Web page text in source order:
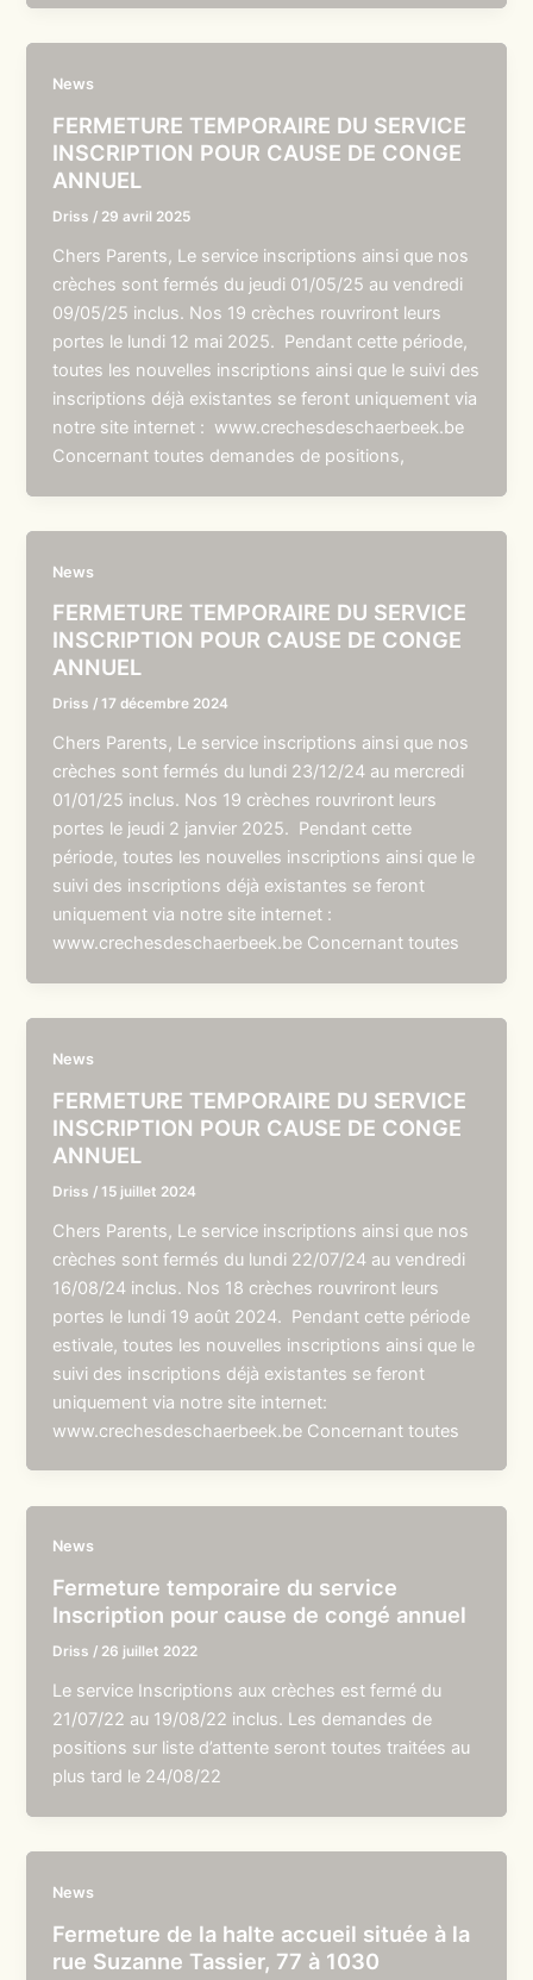
News
FERMETURE TEMPORAIRE DU SERVICE
INSCRIPTION POUR CAUSE DE CONGE
ANNUEL
Driss / 29 avril 2025
Chers Parents, Le service inscriptions ainsi que nos
crèches sont fermés du jeudi 01/05/25 au vendredi
09/05/25 inclus. Nos 19 crèches rouvriront leurs
portes le lundi 12 mai 2025. Pendant cette période,
toutes les nouvelles inscriptions ainsi que le suivi des
inscriptions déjà existantes se feront uniquement via
notre site internet : www.crechesdeschaerbeek.be
Concernant toutes demandes de positions,
News
FERMETURE TEMPORAIRE DU SERVICE
INSCRIPTION POUR CAUSE DE CONGE
ANNUEL
Driss /17 décembre 2024
Chers Parents, Le service inscriptions ainsi que nos
crèches sont fermés du lundi 23/12/24 au mercredi
01/01/25 inclus. Nos 19 crèches rouvriront leurs
portes le jeudi 2 janvier 2025. Pendant cette
période, toutes les nouvelles inscriptions ainsi que le
suivi des inscriptions déjà existantes se feront
uniquement via notre site internet :
www.crechesdeschaerbeek.be Concernant toutes
News
FERMETURE TEMPORAIRE DU SERVICE
INSCRIPTION POUR CAUSE DE CONGE
ANNUEL
Driss /15 juillet 2024
Chers Parents, Le service inscriptions ainsi que nos
crèches sont fermés du lundi 22/07/24 au vendredi
16/08/24 inclus. Nos 18 crèches rouvriront leurs
portes le lundi 19 août 2024. Pendant cette période
estivale, toutes les nouvelles inscriptions ainsi que le
suivi des inscriptions déjà existantes se feront
uniquement via notre site internet:
www.crechesdeschaerbeek.be Concernant toutes
News
Fermeture temporaire du service
Inscription pour cause de congé annuel
Driss / 26 juillet 2022
Le service Inscriptions aux crèches est fermé du
21/07/22 au 19/08/22 inclus. Les demandes de
positions sur liste d’attente seront toutes traitées au
plus tard le 24/08/22
News
Fermeture de la halte accueil située à la
rue Suzanne Tassier, 77 à 1030